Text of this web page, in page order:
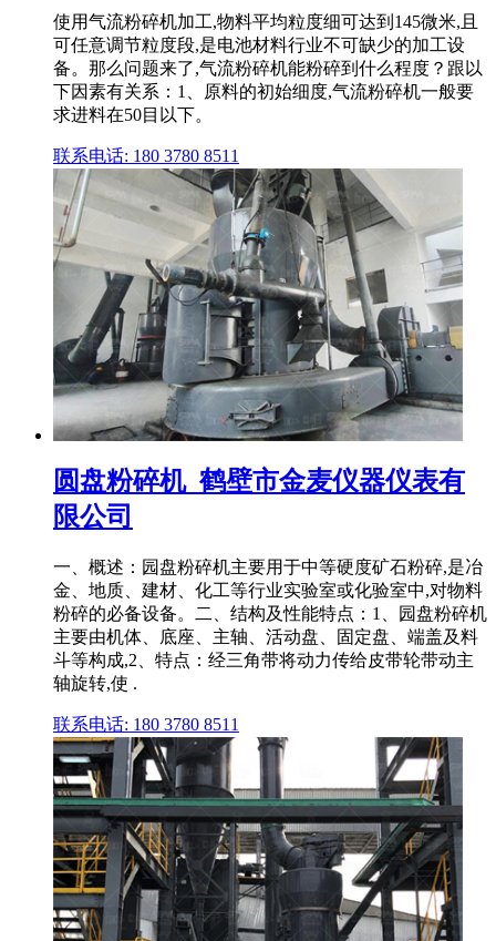
使用气流粉碎机加工,物料平均粒度细可达到145微米,且
可任意调节粒度段,是电池材料行业不可缺少的加工设
备。那么问题来了,气流粉碎机能粉碎到什么程度？跟以
下因素有关系：1、原料的初始细度,气流粉碎机一般要
求进料在50目以下。
联系电话: 180 3780 8511
圆盘粉碎机_鹤壁市金麦仪器仪表有
限公司
一、概述：园盘粉碎机主要用于中等硬度矿石粉碎,是冶
金、地质、建材、化工等行业实验室或化验室中,对物料
粉碎的必备设备。二、结构及性能特点：1、园盘粉碎机
主要由机体、底座、主轴、活动盘、固定盘、端盖及料
斗等构成,2、特点：经三角带将动力传给皮带轮带动主
轴旋转,使 .
联系电话: 180 3780 8511